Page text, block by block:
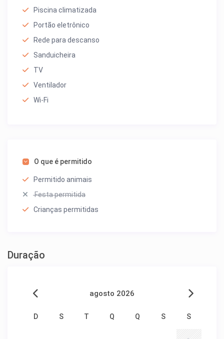
Piscina climatizada
Portão eletrônico
Rede para descanso
Sanduicheira
TV
Ventilador
Wi-Fi
O que é permitido
Permitido animais
Festa permitida
Crianças permitidas
Duração
agosto 2026
D S T Q Q S S